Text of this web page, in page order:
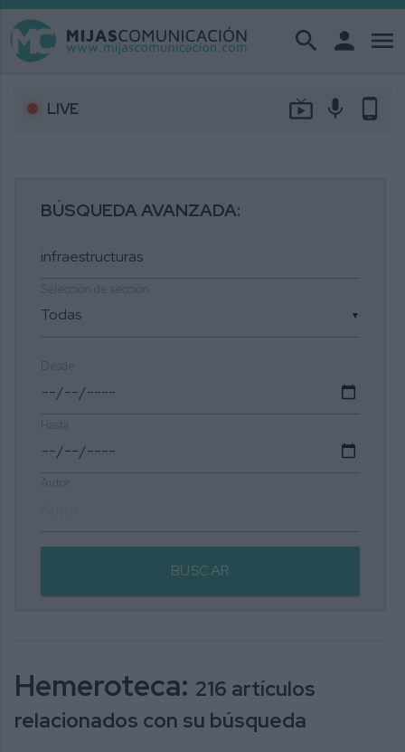
search person menu
LIVE live_tv mic phone_android
BÚSQUEDA AVANZADA:
▼
BUSCAR
Hemeroteca: 216 artículos
relacionados con su búsqueda